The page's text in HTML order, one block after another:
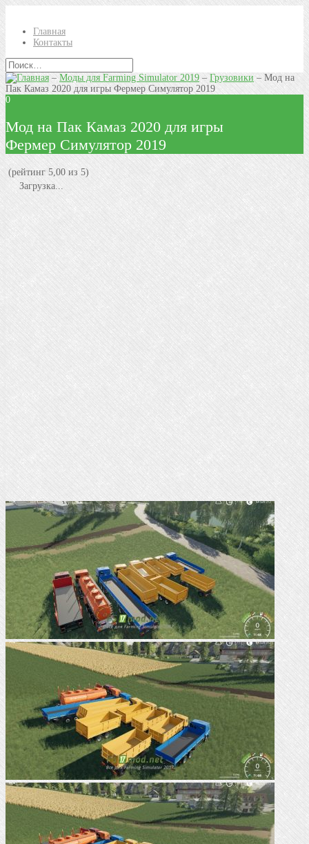
Главная
Контакты
–Моды для Farming Simulator 2019 – Грузовики– Мод на
Пак Камаз 2020 для игры Фермер Симулятор 2019
0
Мод на Пак Камаз 2020 для игры
Фермер Симулятор 2019
(рейтинг 5,00 из 5)
Загрузка...